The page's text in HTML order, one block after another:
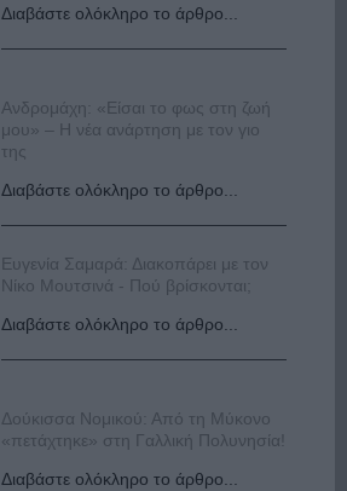
Διαβάστε ολόκληρο το άρθρο...
Ανδρομάχη: «Είσαι το φως στη ζωή
μου» – Η νέα ανάρτηση με τον γιο
της
Διαβάστε ολόκληρο το άρθρο...
Ευγενία Σαμαρά: Διακοπάρει με τον
Νίκο Μουτσινά - Πού βρίσκονται;
Διαβάστε ολόκληρο το άρθρο...
Δούκισσα Νομικού: Από τη Μύκονο
«πετάχτηκε» στη Γαλλική Πολυνησία!
Διαβάστε ολόκληρο το άρθρο...